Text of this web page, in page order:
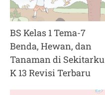
BS Kelas 1 Tema-7
Benda, Hewan, dan
Tanaman di Sekitarku
K 13 Revisi Terbaru